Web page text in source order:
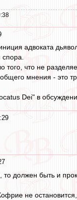
адвоката
спора.
того, что не
мнения - это
Dei" в
должен быть и
не